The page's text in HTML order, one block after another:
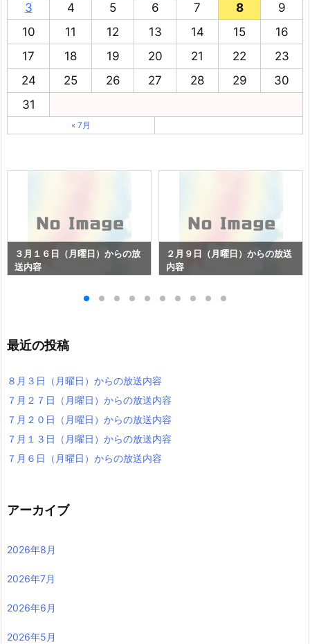
3
4 5 6 7 8
9
10
11 12 13 14 15
16
17
18 19 20 21 22
23
24
25 26 27 28 29
30
31
« 7月
３月１６日（月曜日）からの放
送内容
２月９日（月曜日）からの放送
内容
最近の投稿
８月３日（月曜日）からの放送内容
７月２７日（月曜日）からの放送内容
７月２０日（月曜日）からの放送内容
７月１３日（月曜日）からの放送内容
７月６日（月曜日）からの放送内容
アーカイブ
2026年8月
2026年7月
2026年6月
2026年5月